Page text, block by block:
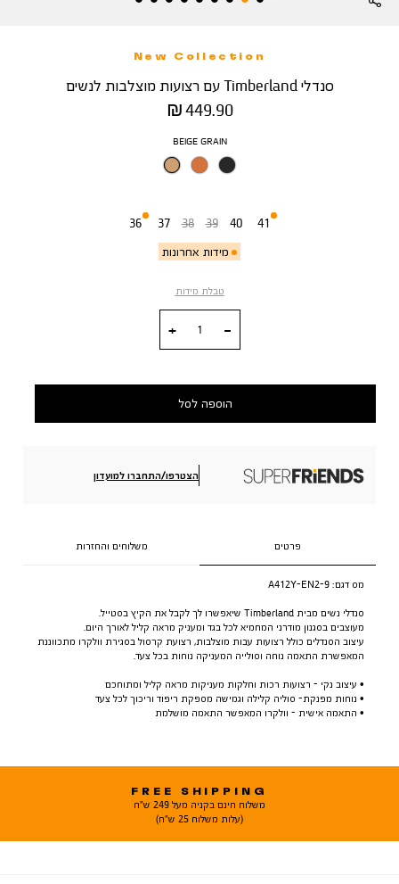
New Collection
סנדלי Timberland עם רצועות מוצלבות לנשים
מחיר
מוצר
449.90 ₪
צבע
BEIGE GRAIN
36
מידות אחרונות
37 38 39 40 41
טבלת מידות
הוספה לסל
הצטרפו/התחברו למועדון
פרטים משלוחים והחזרות
מס דגם: A412Y-EN2-9
סנדלי נשים מבית Timberland שיאפשרו לך לקבל את הקיץ בסטייל.
מעוצבים בסגנון מודרני המחמיא לכל בגד ומעניק מראה קליל לאורך היום.
עיצוב הסנדלים כולל רצועות עבות מוצלבות, רצועת קרסול בסגירת וולקרו מתכווננת
המאפשרת התאמה נוחה וסולייה המעניקה נוחות בכל צעד.
• עיצוב נקי - רצועות רכות וחלקות מעניקות מראה קליל ומתוחכם
• נוחות מפנקת- סוליה קלילה וגמישה מספקת ריפוד וריכוך לכל צעד
• התאמה אישית - וולקרו המאפשר התאמה מושלמת
FREE SHIPPING
משלוח חינם בקניה מעל 249 ש"ח
(עלות משלוח 25 ש"ח)